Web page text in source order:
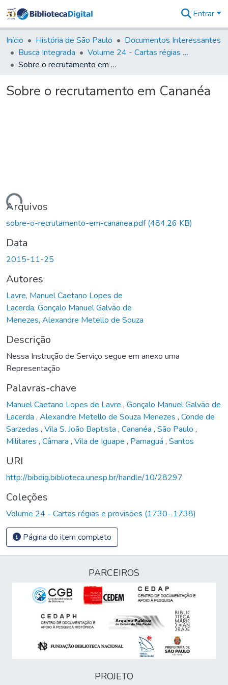
&
Coleções
Tudo na
Biblioteca
Estatísticas
Entrar
Início História de São Paulo
Documentos Interessantes
Busca Integrada
Volume 24 - Cartas régias e provisões (1730- 1738)
Sobre o recrutamento em Cananéa
Sobre o recrutamento em Cananéa
Arquivos
sobre-o-recrutamento-em-cananea.pdf(484,26 KB)
Data
2015-11-25
Autores
Lavre, Manuel Caetano Lopes de
Lacerda, Gonçalo Manuel Galvão de
Menezes, Alexandre Metello de Souza
Descrição
Nessa Instrução de Serviço segue em anexo uma
Representação
Palavras-chave
Manuel Caetano Lopes de Lavre , Gonçalo Manuel Galvão de
Lacerda , Alexandre Metello de Souza Menezes , Conde de
Sarzedas , Vila S. João Baptista , Cananéa , São Paulo ,
Militares , Câmara , Vila de Iguape , Parnaguá , Santos
URI
http://bibdig.biblioteca.unesp.br/handle/10/28297
Coleções
Volume 24 - Cartas régias e provisões (1730- 1738)
Página do item completo
PARCEIROS
PROJETO